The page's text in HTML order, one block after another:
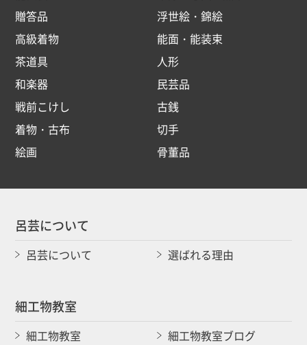
贈答品
浮世絵・錦絵
高級着物
能面・能装束
茶道具
人形
和楽器
民芸品
戦前こけし
古銭
着物・古布
切手
絵画
骨董品
呂芸について
呂芸について 選ばれる理由
細工物教室
細工物教室 細工物教室ブログ